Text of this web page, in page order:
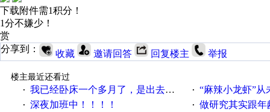
下载附件需1积分！
1分不嫌少！
赏
分享到：
收藏 邀请回答 回复楼主 举报
楼主最近还看过
· 我已经卧床一个多月了，是出去安装机械手在高速遭遇车祸所致:大家工作都要特别注意啊 · “麻辣小龙虾”从未
· 深夜加班中！！！！ · 做研究其实跟年